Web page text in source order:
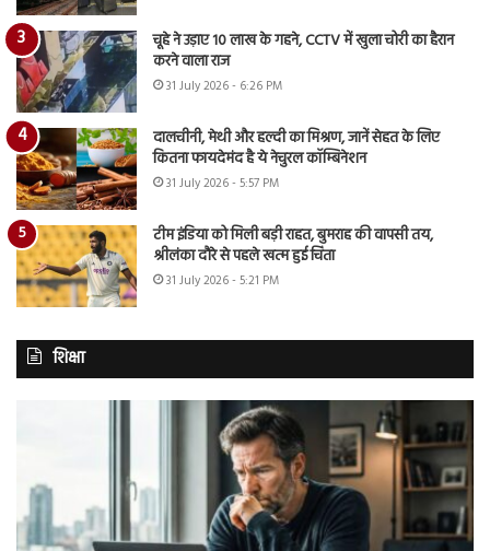
चूहे ने उड़ाए 10 लाख के गहने, CCTV में खुला चोरी का हैरान
करने वाला राज
31 July 2026 - 6:26 PM
दालचीनी, मेथी और हल्दी का मिश्रण, जानें सेहत के लिए
कितना फायदेमंद है ये नेचुरल कॉम्बिनेशन
31 July 2026 - 5:57 PM
टीम इंडिया को मिली बड़ी राहत, बुमराह की वापसी तय,
श्रीलंका दौरे से पहले खत्म हुई चिंता
31 July 2026 - 5:21 PM
शिक्षा